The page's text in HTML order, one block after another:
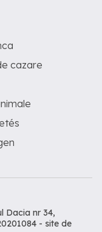
cazare
Dacia nr 34,
- site de